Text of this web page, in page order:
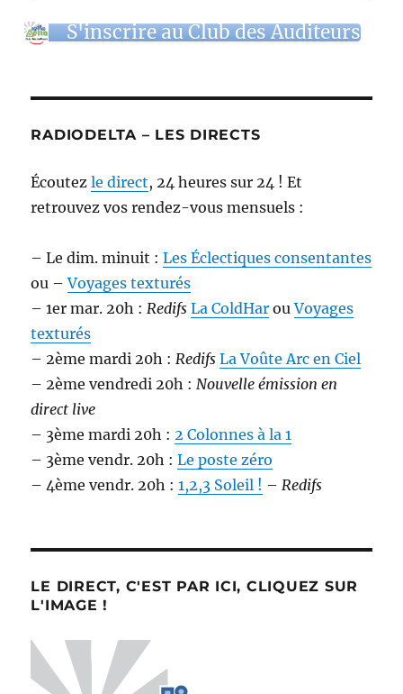
S'inscrire au Club des Auditeurs
RADIODELTA – LES DIRECTS
Écoutezle direct, 24 heures sur 24 ! Et
retrouvez vos rendez-vous mensuels :
– Le dim. minuit :Les Éclectiques consentantes
ou –Voyages texturés
– 1er mar. 20h :Redifs La ColdHar ouVoyages
texturés
– 2ème mardi 20h :Redifs La Voûte Arc en Ciel
– 2ème vendredi 20h :Nouvelle émission en
direct live
– 3ème mardi 20h :2 Colonnes à la 1
– 3ème vendr. 20h :Le poste zéro
– 4ème vendr. 20h :1,2,3 Soleil ! –Redifs
LE DIRECT, C'EST PAR ICI, CLIQUEZ SUR
L'IMAGE !